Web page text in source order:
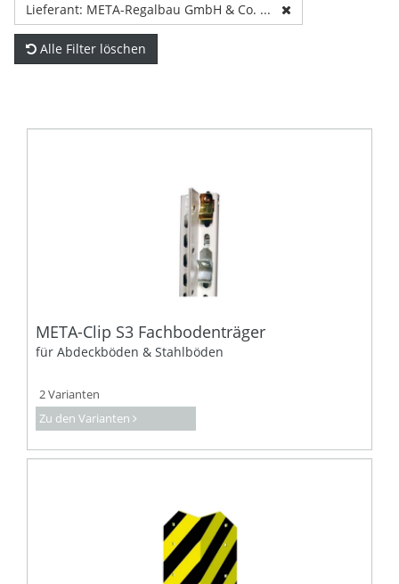
Lieferant: META-Regalbau GmbH & Co. ...
Alle Filter löschen
META-Clip S3 Fachbodenträger
für Abdeckböden & Stahlböden
2 Varianten
Zu den Varianten